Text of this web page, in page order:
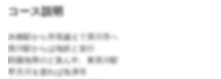
コース説明
水橋駅から市境越えて滑川市へ
滑川駅からは地鉄と並行
田園地帯のど真ん中、東滑川駅
早月川を渡れば魚津市